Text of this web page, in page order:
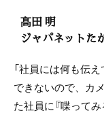
髙田 明
ジャパネットた
「社員には何も伝
できないので、カ
た社員に『喋って